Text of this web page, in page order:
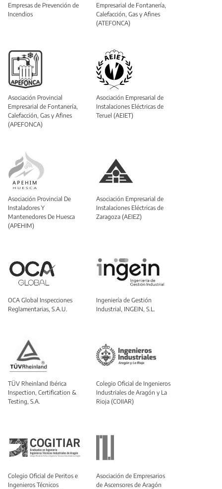
Empresas de Prevención de
Incendios
Empresarial de Fontanería,
Calefacción, Gas y Afines
(ATEFONCA)
Asociación Provincial
Empresarial de Fontanería,
Calefacción, Gas y Afines
(APEFONCA)
Asociación Empresarial de
Instalaciones Eléctricas de
Teruel (AEIET)
Asociación Provincial De
Instaladores Y
Mantenedores De Huesca
(APEHIM)
Asociación Empresarial de
Instalaciones Eléctricas de
Zaragoza (AEIEZ)
OCA Global Inspecciones
Reglamentarias, S.A.U.
Ingeniería de Gestión
Industrial, INGEIN, S.L.
TÜV Rheinland Ibérica
Inspection, Certification &
Testing, S.A.
Colegio Oficial de Ingenieros
Industriales de Aragón y La
Rioja (COIIAR)
Colegio Oficial de Peritos e
Ingenieros Técnicos
Asociación de Empresarios
de Ascensores de Aragón